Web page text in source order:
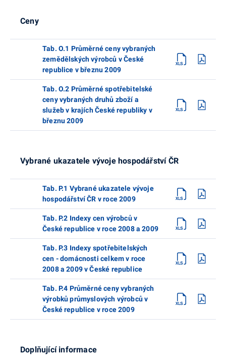
Ceny
Tab. O.1 Průměrné ceny vybraných
zemědělských výrobců v České
republice v březnu 2009
Tab. O.2 Průměrné spotřebitelské
ceny vybraných druhů zboží a
služeb v krajích České republiky v
březnu 2009
Vybrané ukazatele vývoje hospodářství ČR
Tab. P.1 Vybrané ukazatele vývoje
hospodářství ČR v roce 2009
Tab. P.2 Indexy cen výrobců v
České republice v roce 2008 a 2009
Tab. P.3 Indexy spotřebitelských
cen - domácnosti celkem v roce
2008 a 2009 v České republice
Tab. P.4 Průměrné ceny vybraných
výrobků průmyslových výrobců v
České republice v roce 2009
Doplňující informace